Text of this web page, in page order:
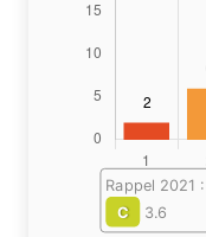
Rappel 2021 :
C
3.6